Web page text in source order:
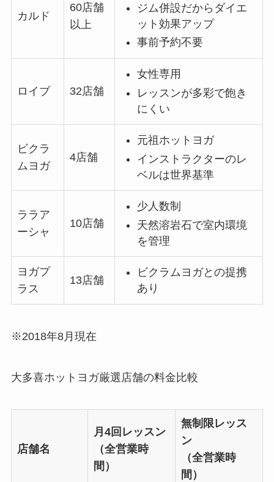
カルド
60店舗
以上
ジム併設だからダイエ
ット効果アップ
事前予約不要
ロイブ 32店舗
女性専用
レッスンが多彩で飽き
にくい
ビクラ
ムヨガ
4店舗
元祖ホットヨガ
インストラクターのレ
ベルは世界基準
ララア
ーシャ
10店舗
少人数制
天然溶岩石で室内環境
を管理
ヨガプ
ラス
13店舗
ビクラムヨガとの提携
あり
※2018年8月現在
大多喜ホットヨガ厳選店舗の料金比較
店舗名
月4回レッスン
（全営業時
間）
無制限レッス
ン
（全営業時
間）